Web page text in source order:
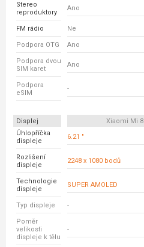
Stereo
reproduktory
Ano
FM rádio Ne
Podpora OTG Ano
Podpora dvou
SIM karet
Ano
Podpora
eSIM
-
Displej Xiaomi Mi 8
Úhlopříčka
displeje
6.21 "
Rozlišení
displeje
2248 x 1080 bodů
Technologie
displeje
SUPER AMOLED
Typ displeje -
Poměr
velikosti
displeje k tělu
-